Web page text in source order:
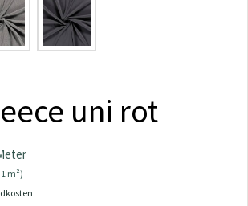
uni rot
m²)